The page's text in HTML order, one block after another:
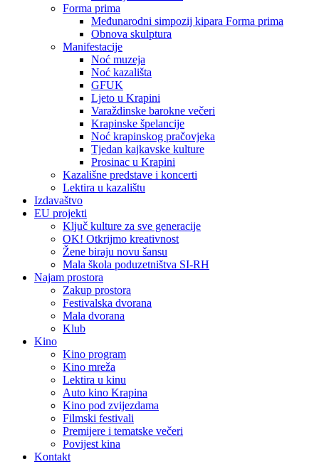
Forma prima
Međunarodni simpozij kipara Forma prima
Obnova skulptura
Manifestacije
Noć muzeja
Noć kazališta
GFUK
Ljeto u Krapini
Varaždinske barokne večeri
Krapinske špelancije
Noć krapinskog pračovjeka
Tjedan kajkavske kulture
Prosinac u Krapini
Kazališne predstave i koncerti
Lektira u kazalištu
Izdavaštvo
EU projekti
Ključ kulture za sve generacije
OK! Otkrijmo kreativnost
Žene biraju novu šansu
Mala škola poduzetništva SI-RH
Najam prostora
Zakup prostora
Festivalska dvorana
Mala dvorana
Klub
Kino
Kino program
Kino mreža
Lektira u kinu
Auto kino Krapina
Kino pod zvijezdama
Filmski festivali
Premijere i tematske večeri
Povijest kina
Kontakt